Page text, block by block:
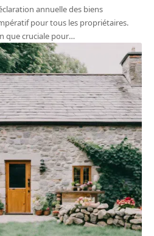
annuelle des biens
pour tous les propriétaires.
que cruciale pour…